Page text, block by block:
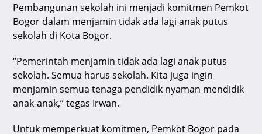
Pembangunan sekolah ini menjadi komitmen Pemkot
Bogor dalam menjamin tidak ada lagi anak putus
sekolah di Kota Bogor.
“Pemerintah menjamin tidak ada lagi anak putus
sekolah. Semua harus sekolah. Kita juga ingin
menjamin semua tenaga pendidik nyaman mendidik
anak-anak,” tegas Irwan.
Untuk memperkuat komitmen, Pemkot Bogor pada